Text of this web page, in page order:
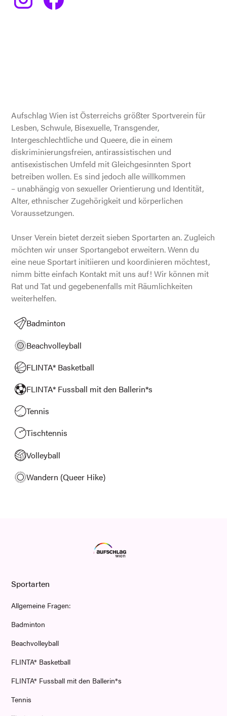
Aufschlag Wien ist Österreichs größter Sportverein für
Lesben, Schwule, Bisexuelle, Transgender,
Intergeschlechtliche und Queere, die in einem
diskriminierungsfreien, antirassistischen und
antisexistischen Umfeld mit Gleichgesinnten Sport
betreiben wollen. Es sind jedoch alle willkommen
– unabhängig von sexueller Orientierung und Identität,
Alter, ethnischer Zugehörigkeit und körperlichen
Voraussetzungen.
Unser Verein bietet derzeit sieben Sportarten an. Zugleich
möchten wir unser Sportangebot erweitern. Wenn du
eine neue Sportart initiieren und koordinieren möchtest,
nimm bitte einfach Kontakt mit uns auf! Wir können mit
Rat und Tat und gegebenenfalls mit Räumlichkeiten
weiterhelfen.
Badminton
Beachvolleyball
FLINTA* Basketball
FLINTA* Fussball mit den Ballerin*s
Tennis
Tischtennis
Volleyball
Wandern (Queer Hike)
Sportarten
Allgemeine Fragen:
Badminton
Beachvolleyball
FLINTA* Basketball
FLINTA* Fussball mit den Ballerin*s
Tennis